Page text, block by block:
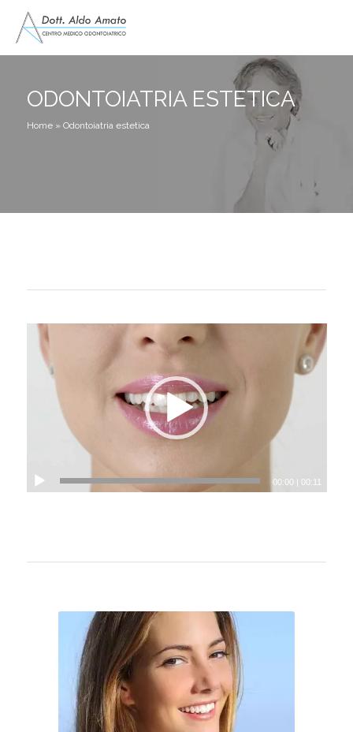
ODONTOIATRIA ESTETICA
Home» Odontoiatria estetica
00:00 | 00:11